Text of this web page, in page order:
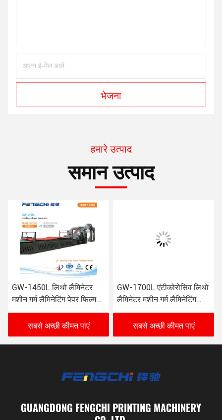
भेजना
हमारे उत्पाद
समान उत्पाद
GW-1450L लिथो लैमिनेटर
मशीन गर्म लैमिनेटिंग पेपर फिल्म
एंटीकोरोसिव 16000 शीट / घंटा
सबसे अच्छी कीमत पाएं
GW-1700L एंटीकोरोसिव लिथो
लैमिनेटर मशीन गर्म लैमिनेटिंग
16000 शीट / घंटा
सबसे अच्छी कीमत पाएं
GUANGDONG FENGCHI PRINTING MACHINERY